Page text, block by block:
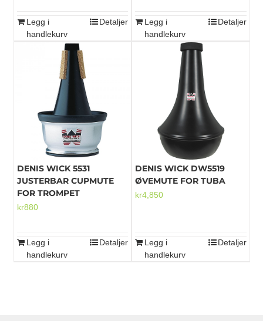
Legg i
handlekurv
Detaljer
Legg i
handlekurv
Detaljer
DENIS WICK 5531
JUSTERBAR CUPMUTE
FOR TROMPET
kr880
Legg i
handlekurv
Detaljer
DENIS WICK DW5519
ØVEMUTE FOR TUBA
kr4,850
Legg i
handlekurv
Detaljer